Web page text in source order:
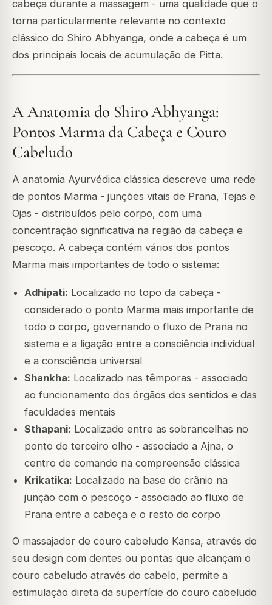
cabeça durante a massagem - uma qualidade que o
torna particularmente relevante no contexto
clássico do Shiro Abhyanga, onde a cabeça é um
dos principais locais de acumulação de Pitta.
A Anatomia do Shiro Abhyanga:
Pontos Marma da Cabeça e Couro
Cabeludo
A anatomia Ayurvédica clássica descreve uma rede
de pontos Marma - junções vitais de Prana, Tejas e
Ojas - distribuídos pelo corpo, com uma
concentração significativa na região da cabeça e
pescoço. A cabeça contém vários dos pontos
Marma mais importantes de todo o sistema:
Adhipati: Localizado no topo da cabeça -
considerado o ponto Marma mais importante de
todo o corpo, governando o fluxo de Prana no
sistema e a ligação entre a consciência individual
e a consciência universal
Shankha: Localizado nas têmporas - associado
ao funcionamento dos órgãos dos sentidos e das
faculdades mentais
Sthapani: Localizado entre as sobrancelhas no
ponto do terceiro olho - associado a Ajna, o
centro de comando na compreensão clássica
Krikatika: Localizado na base do crânio na
junção com o pescoço - associado ao fluxo de
Prana entre a cabeça e o resto do corpo
O massajador de couro cabeludo Kansa, através do
seu design com dentes ou pontas que alcançam o
couro cabeludo através do cabelo, permite a
estimulação direta da superfície do couro cabeludo